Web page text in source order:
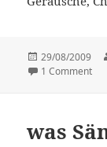
Posted
on
29/08/2009
1 Comment
was